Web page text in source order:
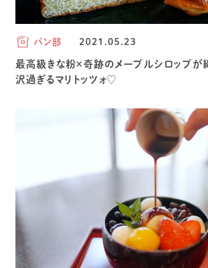
パン部 2021.05.23
最高級きな粉×奇跡のメープルシロップが
沢過ぎるマリトッツォ♡